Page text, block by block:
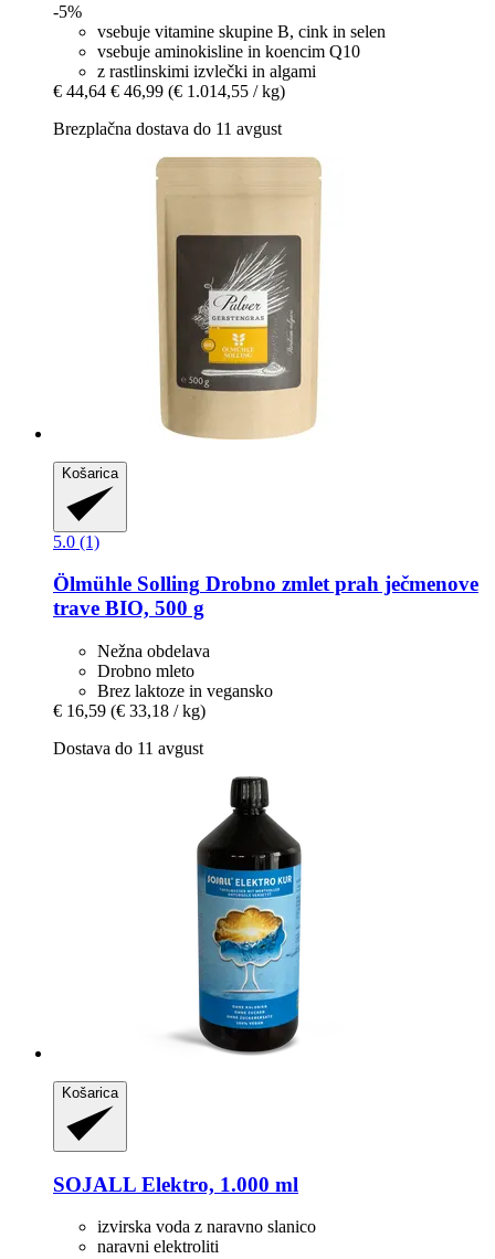
-5%
vsebuje vitamine skupine B, cink in selen
vsebuje aminokisline in koencim Q10
z rastlinskimi izvlečki in algami
€ 44,64 € 46,99 (€ 1.014,55 / kg)
Brezplačna dostava do 11 avgust
Košarica
5.0 (1)
Ölmühle Solling Drobno zmlet prah ječmenove
trave BIO, 500 g
Nežna obdelava
Drobno mleto
Brez laktoze in vegansko
€ 16,59 (€ 33,18 / kg)
Dostava do 11 avgust
Košarica
SOJALL Elektro, 1.000 ml
izvirska voda z naravno slanico
naravni elektroliti